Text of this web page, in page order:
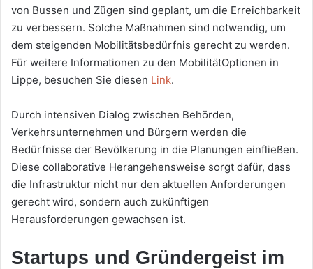
von Bussen und Zügen sind geplant, um die Erreichbarkeit
zu verbessern. Solche Maßnahmen sind notwendig, um
dem steigenden Mobilitätsbedürfnis gerecht zu werden.
Für weitere Informationen zu den MobilitätOptionen in
Lippe, besuchen Sie diesen Link.
Durch intensiven Dialog zwischen Behörden,
Verkehrsunternehmen und Bürgern werden die
Bedürfnisse der Bevölkerung in die Planungen einfließen.
Diese collaborative Herangehensweise sorgt dafür, dass
die Infrastruktur nicht nur den aktuellen Anforderungen
gerecht wird, sondern auch zukünftigen
Herausforderungen gewachsen ist.
Startups und Gründergeist im